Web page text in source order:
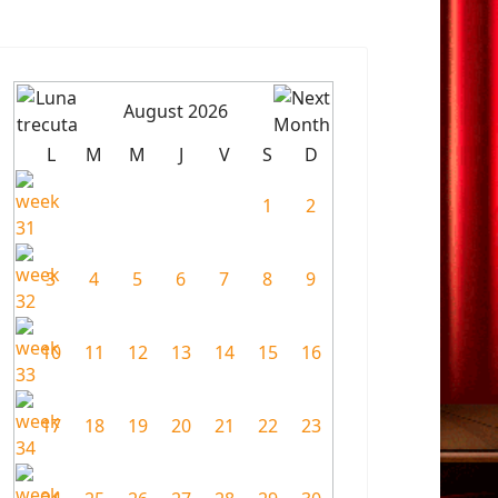
August 2026
L
M M J V S D
1 2
3 4 5 6 7 8 9
10 11 12 13 14 15 16
17 18 19 20 21 22 23